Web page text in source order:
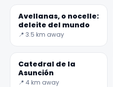
Avellanas, o nocelle:
deleite del mundo
📍 3.5 km away
Catedral de la
Asunción
📍 4 km away